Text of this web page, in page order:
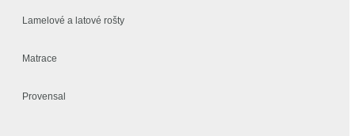
Lamelové a latové rošty
Matrace
Provensal